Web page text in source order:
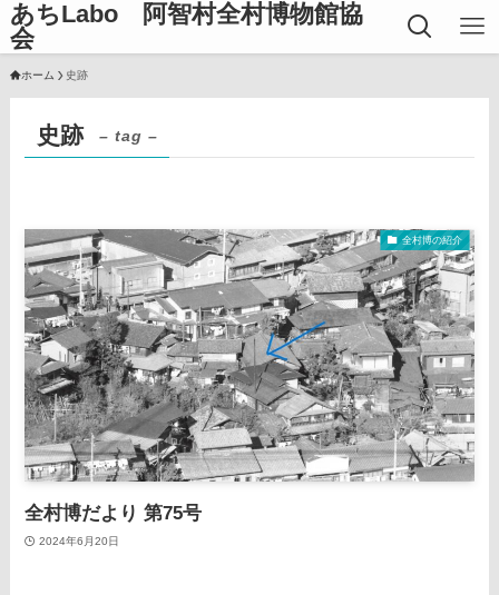
あちLabo 阿智村全村博物館協
会
ホーム 史跡
史跡 – tag –
全村博の紹介
全村博だより 第75号
2024年6月20日